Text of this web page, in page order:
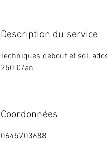
Description du service
Techniques debout et sol.
250 €/an
Coordonnées
0645703688